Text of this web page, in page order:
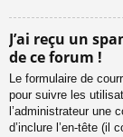
J’ai reçu un
de ce forum !
Le formulaire de
pour suivre les
l’administrateur une
d’inclure l’en-tête (il